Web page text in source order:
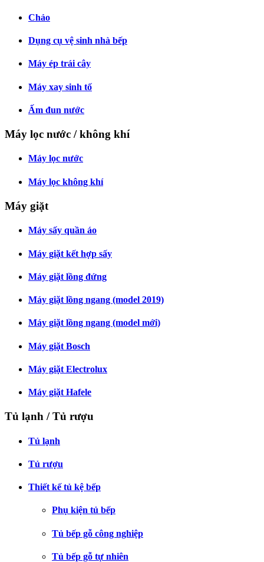
Chảo
Dụng cụ vệ sinh nhà bếp
Máy ép trái cây
Máy xay sinh tố
Ấm đun nước
Máy lọc nước / không khí
Máy lọc nước
Máy lọc không khí
Máy giặt
Máy sấy quần áo
Máy giặt kết hợp sấy
Máy giặt lồng đứng
Máy giặt lồng ngang (model 2019)
Máy giặt lồng ngang (model mới)
Máy giặt Bosch
Máy giặt Electrolux
Máy giặt Hafele
Tủ lạnh / Tủ rượu
Tủ lạnh
Tủ rượu
Thiết kế tủ kệ bếp
Phụ kiện tủ bếp
Tủ bếp gỗ công nghiệp
Tủ bếp gỗ tự nhiên